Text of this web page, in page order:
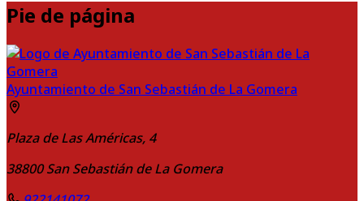
Pie de página
Ayuntamiento de San Sebastián de La Gomera
Plaza de Las Américas, 4
38800 San Sebastián de La Gomera